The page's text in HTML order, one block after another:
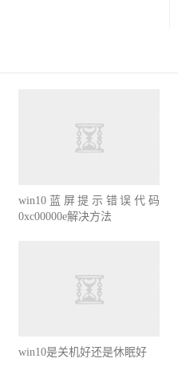
win10蓝屏提示错误代码
0xc00000e解决方法
win10是关机好还是休眠好